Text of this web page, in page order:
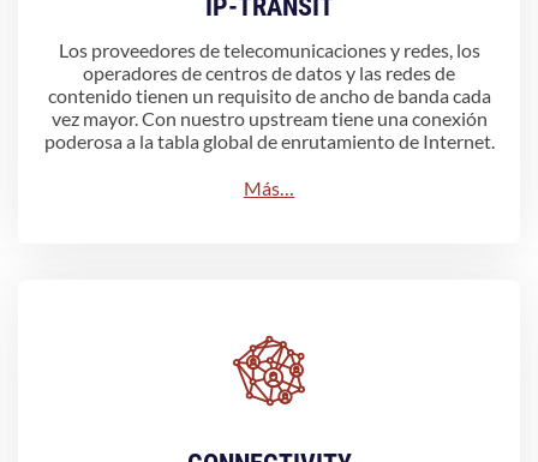
IP-TRANSIT
Los proveedores de telecomunicaciones y redes, los
operadores de centros de datos y las redes de
contenido tienen un requisito de ancho de banda cada
vez mayor. Con nuestro upstream tiene una conexión
poderosa a la tabla global de enrutamiento de Internet.
Más…